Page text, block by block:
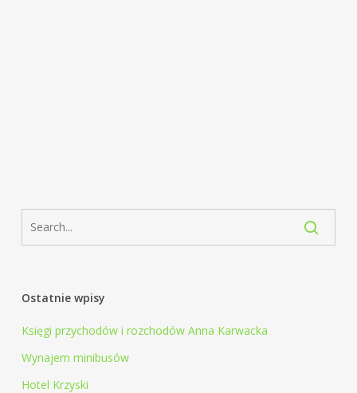
Ostatnie wpisy
Księgi przychodów i rozchodów Anna Karwacka
Wynajem minibusów
Hotel Krzyski